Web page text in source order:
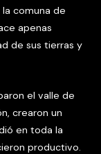
comuna de
apenas
de sus tierras y
el valle de
crearon un
en toda la
productivo.